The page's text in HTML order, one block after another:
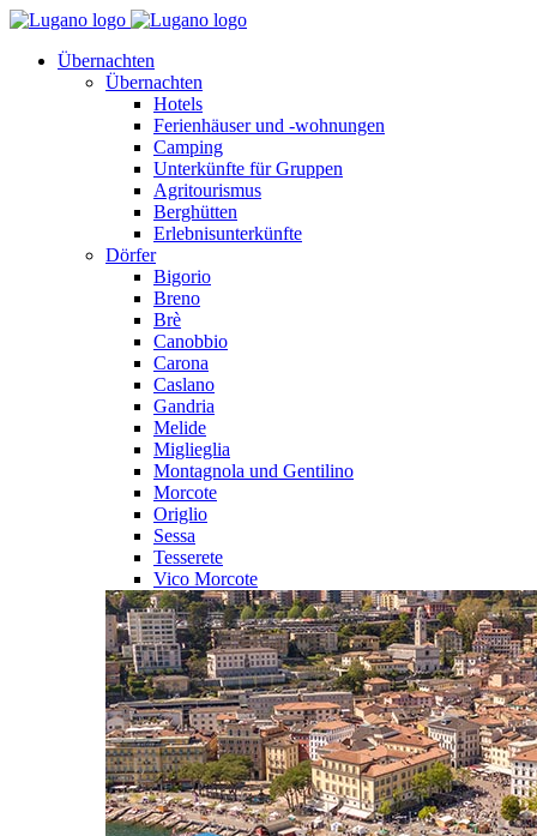
Übernachten
Übernachten
Hotels
Ferienhäuser und -wohnungen
Camping
Unterkünfte für Gruppen
Agritourismus
Berghütten
Erlebnisunterkünfte
Dörfer
Bigorio
Breno
Brè
Canobbio
Carona
Caslano
Gandria
Melide
Miglieglia
Montagnola und Gentilino
Morcote
Origlio
Sessa
Tesserete
Vico Morcote